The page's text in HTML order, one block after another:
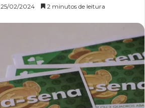
25/02/2024 2 minutos de leitura